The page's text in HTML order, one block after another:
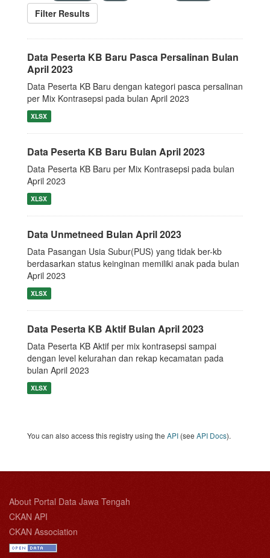
Filter Results
Data Peserta KB Baru Pasca Persalinan Bulan
April 2023
Data Peserta KB Baru dengan kategori pasca persalinan
per Mix Kontrasepsi pada bulan April 2023
XLSX
Data Peserta KB Baru Bulan April 2023
Data Peserta KB Baru per Mix Kontrasepsi pada bulan
April 2023
XLSX
Data Unmetneed Bulan April 2023
Data Pasangan Usia Subur(PUS) yang tidak ber-kb
berdasarkan status keinginan memiliki anak pada bulan
April 2023
XLSX
Data Peserta KB Aktif Bulan April 2023
Data Peserta KB Aktif per mix kontrasepsi sampai
dengan level kelurahan dan rekap kecamatan pada
bulan April 2023
XLSX
You can also access this registry using the API (see API Docs).
About Portal Data Jawa Tengah
CKAN API
CKAN Association